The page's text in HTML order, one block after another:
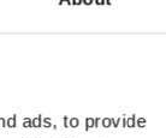
ads, to provide